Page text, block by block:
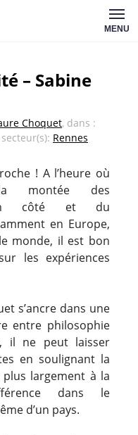
MENU
– Sabine
Choquet, dans :
secteur(s): Rennes
! A l’heure où
montée des
côté et du
en Europe,
monde, il est bon
les expériences
s’ancre dans une
entre philosophie
il ne peut laisser
en soulignant la
largement à la
dans le
d’un pays.